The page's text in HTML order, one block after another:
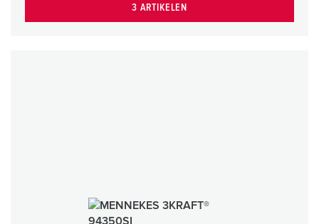
3 ARTIKELEN